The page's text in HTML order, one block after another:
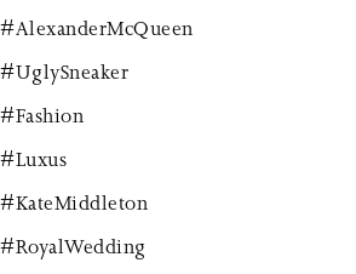
#AlexanderMcQueen
#UglySneaker
#Fashion
#Luxus
#KateMiddleton
#RoyalWedding